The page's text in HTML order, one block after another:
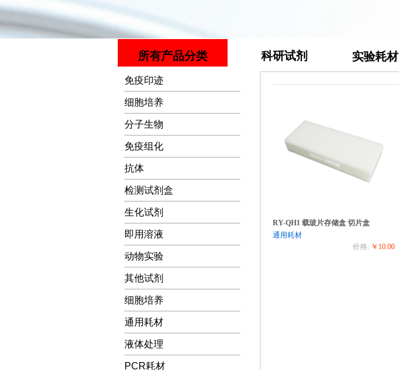
科研试剂 实验耗材
所有产品分类
免疫印迹
细胞培养
分子生物
免疫组化
抗体
检测试剂盒
生化试剂
即用溶液
动物实验
其他试剂
细胞培养
通用耗材
液体处理
PCR耗材
RY-QH1 载玻片存储盒 切片盒
通用耗材
价格: ￥10.00